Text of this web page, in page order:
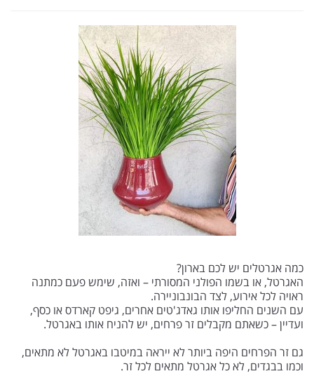
כמה אגרטלים יש לכם בארון?
האגרטל, או בשמו הפולני המסורתי – ואזה, שימש פעם כמתנה
ראויה לכל אירוע, לצד הבונבוניירה.
עם השנים החליפו אותו גאדג'טים אחרים, גיפט קארדס או כסף,
ועדיין – כשאתם מקבלים זר פרחים, יש להניח אותו באגרטל.
גם זר הפרחים היפה ביותר לא ייראה במיטבו באגרטל לא מתאים,
וכמו בבגדים, לא כל אגרטל מתאים לכל זר.